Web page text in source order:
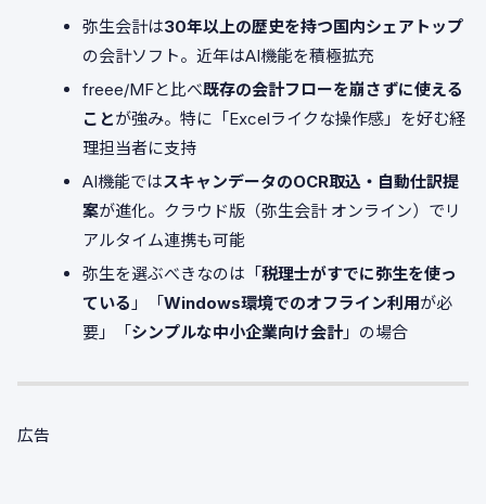
弥生会計は30年以上の歴史を持つ国内シェアトップ
の会計ソフト。近年はAI機能を積極拡充
freee/MFと比べ既存の会計フローを崩さずに使える
ことが強み。特に「Excelライクな操作感」を好む経
理担当者に支持
AI機能ではスキャンデータのOCR取込・自動仕訳提
案が進化。クラウド版（弥生会計 オンライン）でリ
アルタイム連携も可能
弥生を選ぶべきなのは「税理士がすでに弥生を使っ
ている 」「Windows環境でのオフライン利用が必
要」「シンプルな中小企業向け会計」の場合
広告